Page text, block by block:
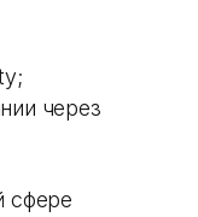
через
сфере